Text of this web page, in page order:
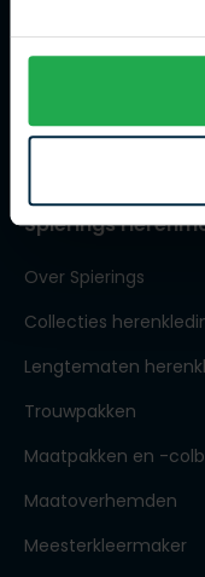
Spierings
Over Spierings
Collecties
Lengtematen
Trouwpakken
Maatpakken en -
Maatoverhemden
Meesterkleermaker